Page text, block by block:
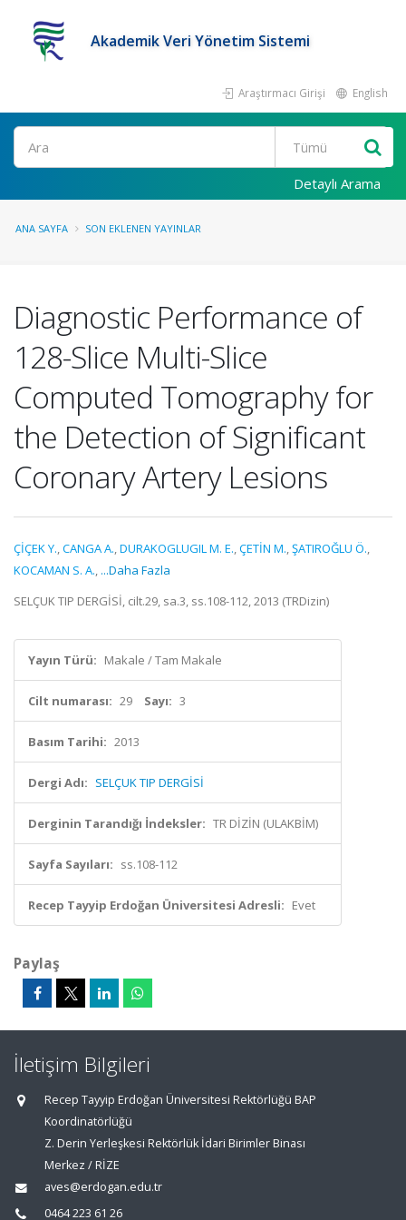
Akademik Veri Yönetim Sistemi
Araştırmacı Girişi English
Ara
Detaylı Arama
ANA SAYFA SON EKLENEN YAYINLAR
Diagnostic Performance of
128-Slice Multi-Slice
Computed Tomography for
the Detection of Significant
Coronary Artery Lesions
ÇİÇEK Y.,CANGA A.,DURAKOGLUGIL M. E.,ÇETİN M.,ŞATIROĞLU Ö.,
KOCAMAN S. A., ...Daha Fazla
SELÇUK TIP DERGİSİ, cilt.29, sa.3, ss.108-112, 2013 (TRDizin)
Yayın Türü: Makale / Tam Makale
Cilt numarası: 29 Sayı: 3
Basım Tarihi: 2013
Dergi Adı: SELÇUK TIP DERGİSİ
Derginin Tarandığı İndeksler: TR DİZİN (ULAKBİM)
Sayfa Sayıları: ss.108-112
Recep Tayyip Erdoğan Üniversitesi Adresli: Evet
Paylaş
İletişim Bilgileri
Recep Tayyip Erdoğan Üniversitesi Rektörlüğü BAP
Koordinatörlüğü
Z. Derin Yerleşkesi Rektörlük İdari Birimler Binası
Merkez / RİZE
aves@erdogan.edu.tr
0464 223 61 26